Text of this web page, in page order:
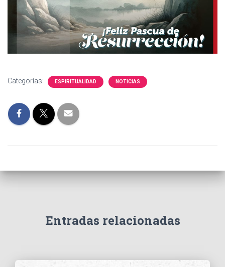
Categorías: ESPIRITUALIDAD NOTICIAS
Entradas relacionadas